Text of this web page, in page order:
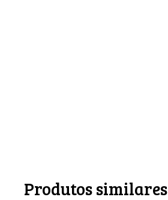
Produtos similares